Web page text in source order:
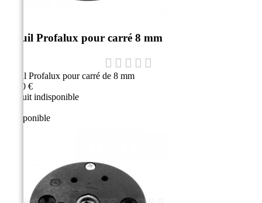
Treuil Profalux pour carré 8 mm
Treuil Profalux pour carré de 8 mm
47,10 €
Produit indisponible
Indisponible